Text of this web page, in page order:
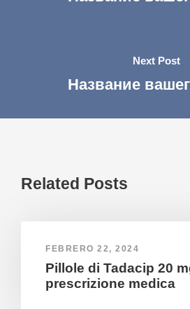
Next Post
Название
Related Posts
FEBRERO 22, 2024
Pillole di Tadacip 20
prescrizione medica